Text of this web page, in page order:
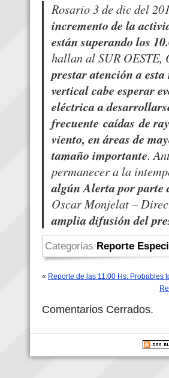
Rosario 3 de dic del
incremento de la
están superando los
hallan al SUR OESTE,
prestar atención a
vertical cabe esperar
eléctrica a
frecuente caídas de
viento, en áreas de
tamaño importante.
permanecer a la
algún Alerta por parte
Oscar Monjelat –
amplia difusión del
Categorias Reporte
« Reporte de las 11:00 Hs. Probables
Comentarios Cerrados.